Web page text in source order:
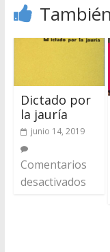
Dictado por
la jauría
junio 14, 2019
Comentarios
desactivados